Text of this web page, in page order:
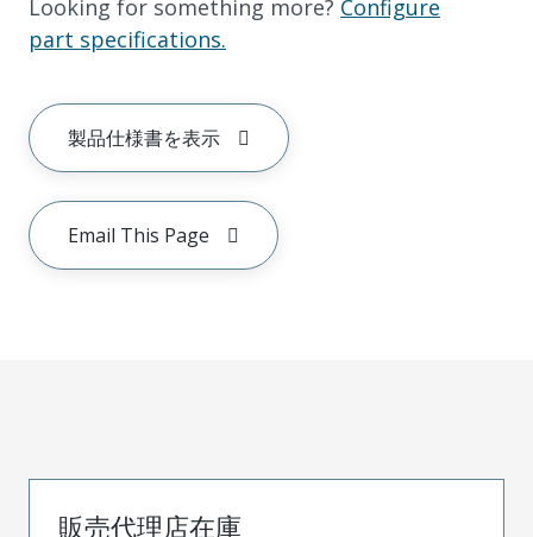
Looking for something more? Configure
part specifications.
製品仕様書を表示
Email This Page
販売代理店在庫